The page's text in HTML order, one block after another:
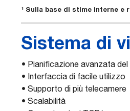
¹ Sulla base di stime interne
Sistema di
• Pianificazione avanzata
• Interfaccia di facile utilizzo
• Supporto di più telecamere
• Scalabilità